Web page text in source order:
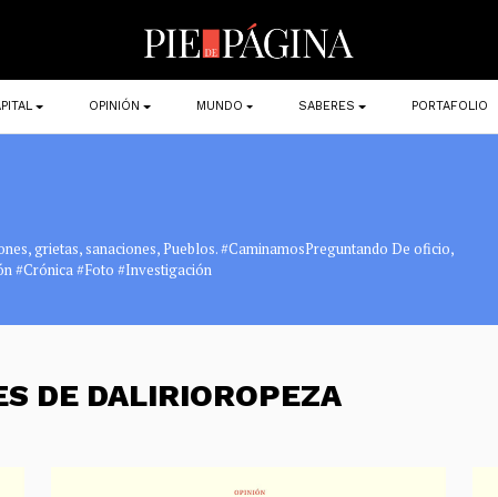
OPINIÓN MUNDO SABERES PORTAFOLIO
grietas, sanaciones, Pueblos. #CaminamosPreguntando De oficio,
#Crónica #Foto #Investigación
DE DALIRIOROPEZA